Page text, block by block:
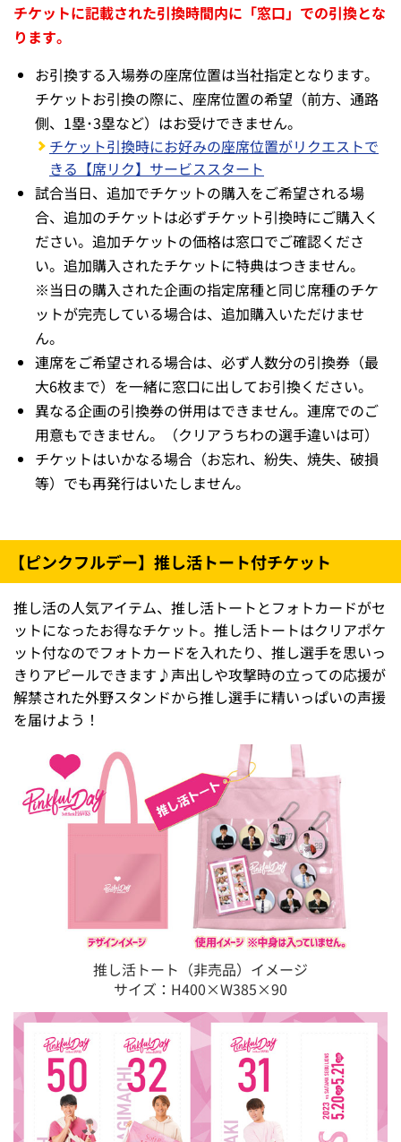
チケットに記載された引換時間内に「窓口」での引換とな
ります。
お引換する入場券の座席位置は当社指定となります。
チケットお引換の際に、座席位置の希望（前方、通路
側、1塁･3塁など）はお受けできません。
チケット引換時にお好みの座席位置がリクエストで
きる【席リク】サービススタート
試合当日、追加でチケットの購入をご希望される場
合、追加のチケットは必ずチケット引換時にご購入く
ださい。追加チケットの価格は窓口でご確認くださ
い。追加購入されたチケットに特典はつきません。
※当日の購入された企画の指定席種と同じ席種のチケ
ットが完売している場合は、追加購入いただけませ
ん。
連席をご希望される場合は、必ず人数分の引換券（最
大6枚まで）を一緒に窓口に出してお引換ください。
異なる企画の引換券の併用はできません。連席でのご
用意もできません。（クリアうちわの選手違いは可）
チケットはいかなる場合（お忘れ、紛失、焼失、破損
等）でも再発行はいたしません。
【ピンクフルデー】推し活トート付チケット
推し活の人気アイテム、推し活トートとフォトカードがセ
ットになったお得なチケット。推し活トートはクリアポケ
ット付なのでフォトカードを入れたり、推し選手を思いっ
きりアピールできます♪声出しや攻撃時の立っての応援が
解禁された外野スタンドから推し選手に精いっぱいの声援
を届けよう！
推し活トート（非売品）イメージ
サイズ：H400×W385×90